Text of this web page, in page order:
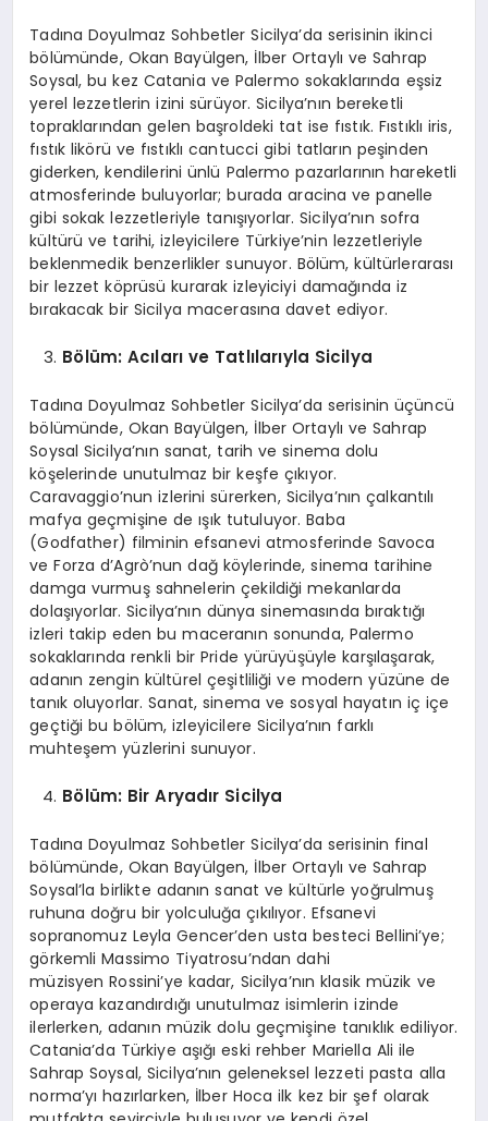
Tadına Doyulmaz Sohbetler Sicilya’da serisinin ikinci
bölümünde, Okan Bayülgen, İlber Ortaylı ve Sahrap
Soysal, bu kez Catania ve Palermo sokaklarında eşsiz
yerel lezzetlerin izini sürüyor. Sicilya’nın bereketli
topraklarından gelen başroldeki tat ise fıstık. Fıstıklı iris,
fıstık likörü ve fıstıklı cantucci gibi tatların peşinden
giderken, kendilerini ünlü Palermo pazarlarının hareketli
atmosferinde buluyorlar; burada aracina ve panelle
gibi sokak lezzetleriyle tanışıyorlar. Sicilya’nın sofra
kültürü ve tarihi, izleyicilere Türkiye’nin lezzetleriyle
beklenmedik benzerlikler sunuyor. Bölüm, kültürlerarası
bir lezzet köprüsü kurarak izleyiciyi damağında iz
bırakacak bir Sicilya macerasına davet ediyor.
Bölüm: Acıları ve Tatlılarıyla Sicilya
Tadına Doyulmaz Sohbetler Sicilya’da serisinin üçüncü
bölümünde, Okan Bayülgen, İlber Ortaylı ve Sahrap
Soysal Sicilya’nın sanat, tarih ve sinema dolu
köşelerinde unutulmaz bir keşfe çıkıyor.
Caravaggio’nun izlerini sürerken, Sicilya’nın çalkantılı
mafya geçmişine de ışık tutuluyor. Baba
(Godfather) filminin efsanevi atmosferinde Savoca
ve Forza d’Agrò’nun dağ köylerinde, sinema tarihine
damga vurmuş sahnelerin çekildiği mekanlarda
dolaşıyorlar. Sicilya’nın dünya sinemasında bıraktığı
izleri takip eden bu maceranın sonunda, Palermo
sokaklarında renkli bir Pride yürüyüşüyle karşılaşarak,
adanın zengin kültürel çeşitliliği ve modern yüzüne de
tanık oluyorlar. Sanat, sinema ve sosyal hayatın iç içe
geçtiği bu bölüm, izleyicilere Sicilya’nın farklı
muhteşem yüzlerini sunuyor.
Bölüm: Bir Aryadır Sicilya
Tadına Doyulmaz Sohbetler Sicilya’da serisinin final
bölümünde, Okan Bayülgen, İlber Ortaylı ve Sahrap
Soysal’la birlikte adanın sanat ve kültürle yoğrulmuş
ruhuna doğru bir yolculuğa çıkılıyor. Efsanevi
sopranomuz Leyla Gencer’den usta besteci Bellini’ye;
görkemli Massimo Tiyatrosu’ndan dahi
müzisyen Rossini’ye kadar, Sicilya’nın klasik müzik ve
operaya kazandırdığı unutulmaz isimlerin izinde
ilerlerken, adanın müzik dolu geçmişine tanıklık ediliyor.
Catania’da Türkiye aşığı eski rehber Mariella Ali ile
Sahrap Soysal, Sicilya’nın geleneksel lezzeti pasta alla
norma’yı hazırlarken, İlber Hoca ilk kez bir şef olarak